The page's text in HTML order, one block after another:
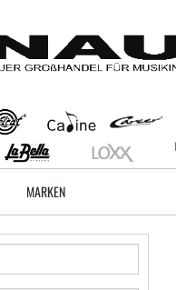
MARKEN